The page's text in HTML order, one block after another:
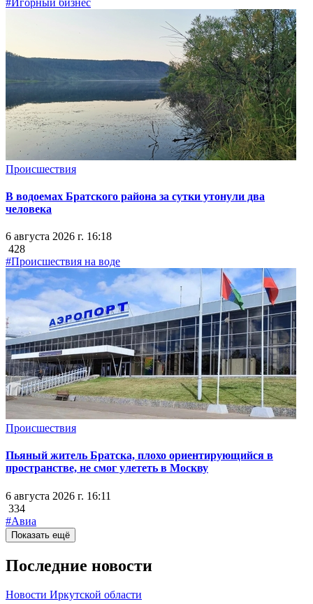
Происшествия
В водоемах Братского района за сутки утонули два
человека
6 августа 2026 г. 16:18
428
#Происшествия на воде
Происшествия
Пьяный житель Братска, плохо ориентирующийся в
пространстве, не смог улететь в Москву
6 августа 2026 г. 16:11
334
#Авиа
Показать ещё
Последние новости
Новости Иркутской области